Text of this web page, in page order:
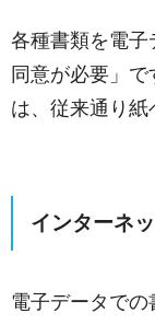
各種書類を電
同意が必要」
は、従来通り紙
インターネ
電子データで